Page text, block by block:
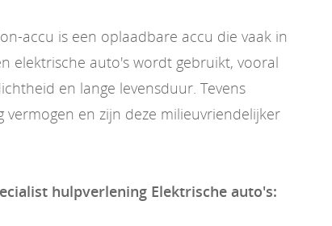
accu is een oplaadbare accu die vaak in
elektrische auto's wordt gebruikt, vooral
en lange levensduur. Tevens
en zijn deze milieuvriendelijker
hulpverlening Elektrische auto's: